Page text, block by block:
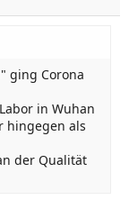
ging Corona
in Wuhan
hingegen als
der Qualität